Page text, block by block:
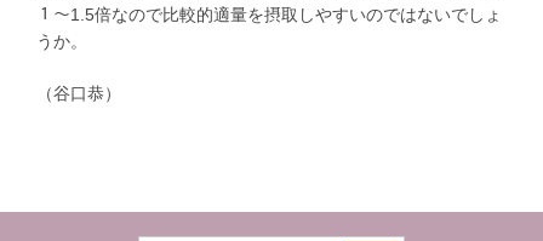
１～1.5倍なので比較的適量を摂取しやすいのではないでしょ
うか。
（谷口恭）